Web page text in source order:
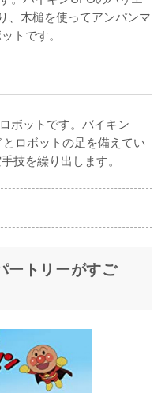
、木槌を使ってアンパンマ
トです。
ボットです。バイキン
ロボットの足を備えてい
技を繰り出します。
ートリーがすご